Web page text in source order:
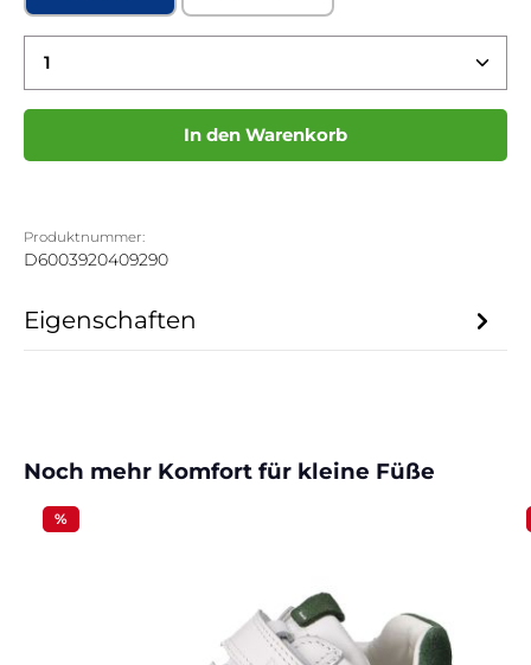
Produkt Anzahl: Gib den gewünschten Wert
In den Warenkorb
Produktnummer:
D6003920409290
Eigenschaften
Produktgalerie überspringen
Noch mehr Komfort für kleine Füße
%